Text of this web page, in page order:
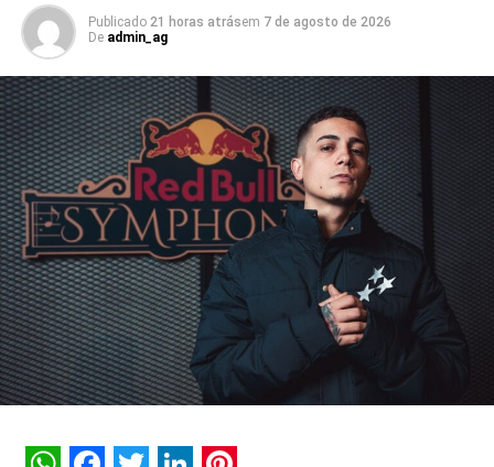
direção das empresas traz benefícios para a sociedade
como um todo, melhorando a distribuição de renda e
combatendo preconceitos. Temos ainda muito que evoluir
nesse tema enquanto sociedade, mas fico muito feliz de
trabalhar em uma agência que desenvolve políticas
afirmativas para construir um futuro mais sustentável para
as próximas gerações”, comenta Patrícia Duarte, gerente
de business strategy da Digi.
A diversidade no comando trouxe reflexos para o modelo
de negócio da empresa, que ampliou as oportunidades
de contratação adotando o modelo 100% remoto,
preferido por 70% dos jovens profissionais, que acreditam
que “é desnecessário ir ao escritório”, conforme
levantamento da Global WebIndex.
39% dos funcionários ouvidos afirmam que buscariam um
Publicado 21 horas atrásem 7 de agosto de 2026
De admin_ag